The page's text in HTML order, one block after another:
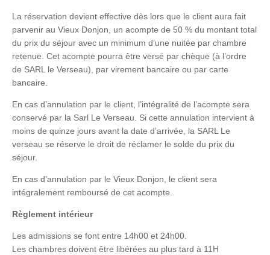
La réservation devient effective dès lors que le client aura fait
parvenir au Vieux Donjon, un acompte de 50 % du montant total
du prix du séjour avec un minimum d’une nuitée par chambre
retenue. Cet acompte pourra être versé par chèque (à l’ordre
de SARL le Verseau), par virement bancaire ou par carte
bancaire.
En cas d’annulation par le client, l’intégralité de l’acompte sera
conservé par la Sarl Le Verseau. Si cette annulation intervient à
moins de quinze jours avant la date d’arrivée, la SARL Le
verseau se réserve le droit de réclamer le solde du prix du
séjour.
En cas d’annulation par le Vieux Donjon, le client sera
intégralement remboursé de cet acompte.
Règlement intérieur
Les admissions se font entre 14h00 et 24h00.
Les chambres doivent être libérées au plus tard à 11H